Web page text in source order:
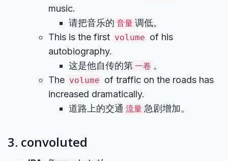
music.
请把音乐的 音量 调低。
This is the first volume of his
autobiography.
这是他自传的第 一卷 。
The volume of traffic on the roads has
increased dramatically.
道路上的交通 流量 急剧增加。
3. convoluted